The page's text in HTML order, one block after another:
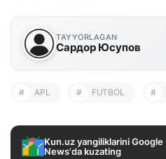
TAYYORLAGAN
Сардор Юсупов
# APL # FUTBOL #
Kun.uz yangiliklarini Google
News'da kuzating